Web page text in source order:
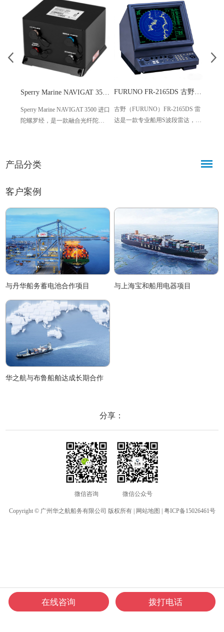
Sperry Marine NAVIGAT 3500 进口
陀螺罗经，是一款融合光纤陀螺
统，凭借免维护、高精度、高稳
FURUNO FR-2165DS 古野船用S波段雷达 21英寸高分辨率
古野（FURUNO）FR-2165DS 雷
达是一款专业船用S波段雷达，凭
6英寸
产品分类
客户案例
与丹华船务蓄电池合作项目 与上海宝和船用电器项目
华之航与布鲁船舶达成长期合作
分享：
微信咨询 微信公众号
Copyright © 广州华之航船务有限公司 版权所有 | 网站地图 粤ICP备15026461号
在线咨询 拨打电话